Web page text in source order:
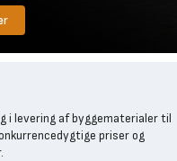
i levering af byggematerialer til
priser og